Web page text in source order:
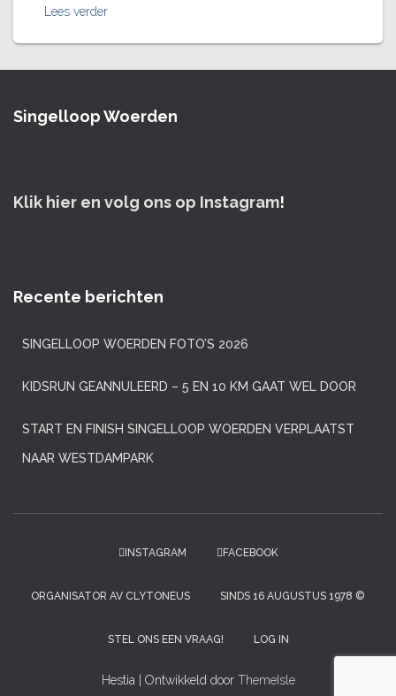
Lees verder
Singelloop Woerden
Klik hier en volg ons op Instagram!
Recente berichten
SINGELLOOP WOERDEN FOTO’S 2026
KIDSRUN GEANNULEERD – 5 EN 10 KM GAAT WEL DOOR
START EN FINISH SINGELLOOP WOERDEN VERPLAATST
NAAR WESTDAMPARK
INSTAGRAM FACEBOOK
ORGANISATOR AV CLYTONEUS SINDS 16 AUGUSTUS 1978 ©
STEL ONS EEN VRAAG! LOG IN
Hestia | Ontwikkeld door ThemeIsle